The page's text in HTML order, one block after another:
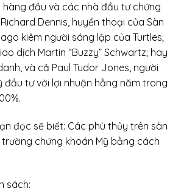
đầu và các nhà đầu tư chứng
Dennis, huyền thoại của Sàn
kiêm người sáng lập của Turtles;
dịch Martin “Buzzy” Schwartz; hay
và cả Paul Tudor Jones, người
đầu tư với lợi nhuận hằng năm trong
đọc sẽ biết: Các phù thủy trên sàn
trường chứng khoán Mỹ bằng cách
sách: